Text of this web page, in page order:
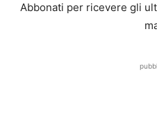
Abbonati per ricevere gli